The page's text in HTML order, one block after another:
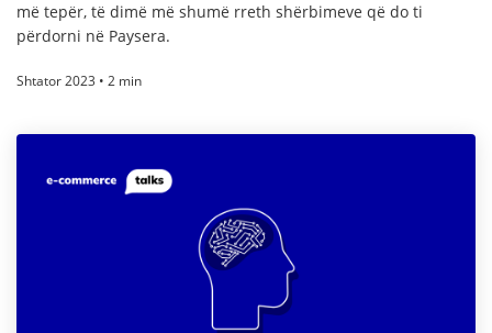
më tepër, të dimë më shumë rreth shërbimeve që do ti
përdorni në Paysera.
Shtator 2023 • 2 min